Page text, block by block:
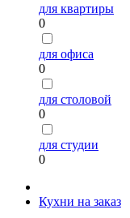
для квартиры
0
для офиса
0
для столовой
0
для студии
0
Кухни на заказ